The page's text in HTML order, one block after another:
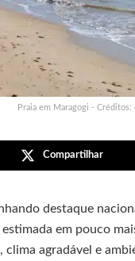
Praia em Maragogi -
Compartilhar
destaque
em pouco
agradável e